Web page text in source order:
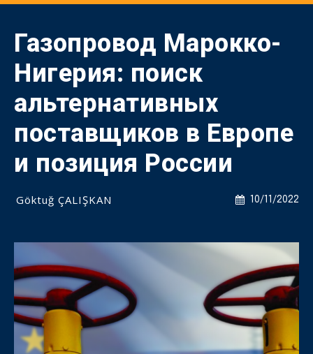
Газопровод Марокко-
Нигерия: поиск
альтернативных
поставщиков в Европе
и позиция России
10/11/2022
Göktuğ ÇALIŞKAN